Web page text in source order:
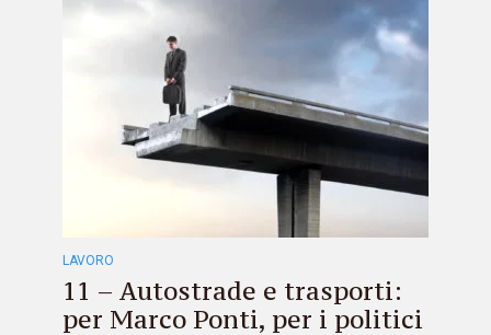
LAVORO
11 – Autostrade e trasporti:
per Marco Ponti, per i politici